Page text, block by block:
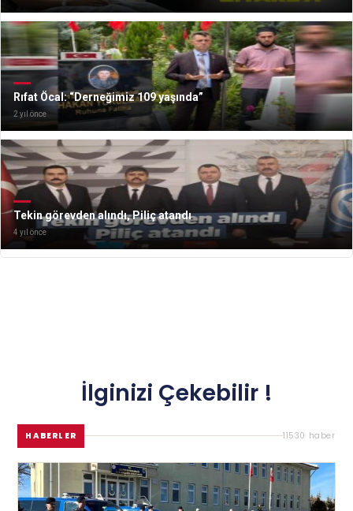
Rıfat Öcal: “Derneğimiz 109 yaşında”
2 yıl önce
Tekin görevden alındı, Piliç atandı
4 yıl önce
İlginizi Çekebilir !
HABERLER 11530 haber